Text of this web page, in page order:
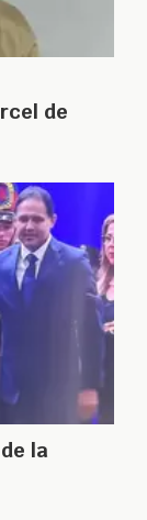
de
la